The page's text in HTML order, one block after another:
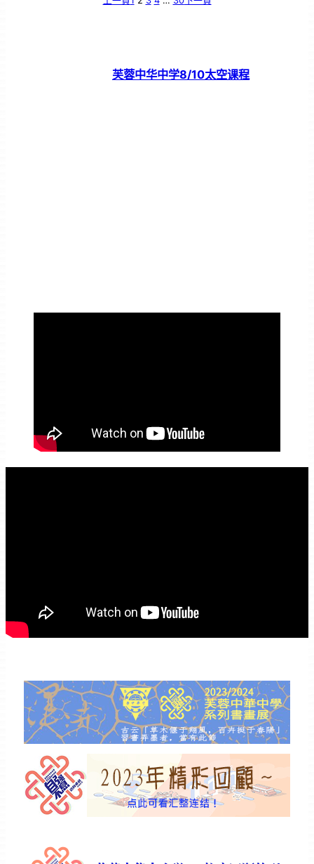
芙蓉中华中学8/10太空课程